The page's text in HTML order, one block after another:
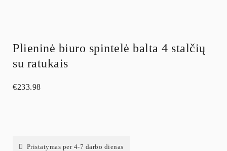
Plieninė biuro spintelė balta 4 stalčių
su ratukais
€233.98
Pristatymas per 4-7 darbo dienas